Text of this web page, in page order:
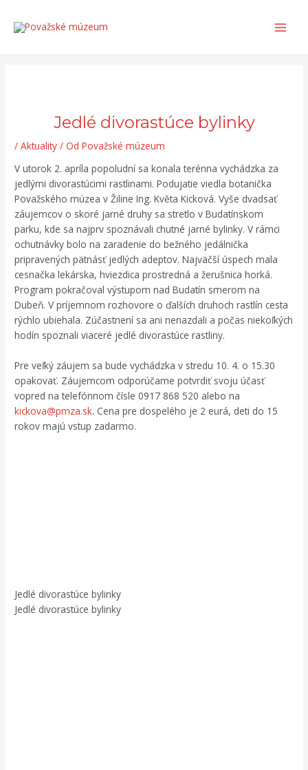
obsah
Jedlé divorastúce bylinky
/Aktuality / Od Považské múzeum
V utorok 2. apríla popoludní sa konala terénna vychádzka za
jedlými divorastúcimi rastlinami. Podujatie viedla botanička
Považského múzea v Žiline Ing. Květa Kicková. Vyše dvadsať
záujemcov o skoré jarné druhy sa stretlo v Budatínskom
parku, kde sa najprv spoznávali chutné jarné bylinky. V rámci
ochutnávky bolo na zaradenie do bežného jedálnička
pripravených pätnásť jedlých adeptov. Najväčší úspech mala
cesnačka lekárska, hviezdica prostredná a žerušnica horká.
Program pokračoval výstupom nad Budatín smerom na
Dubeň. V príjemnom rozhovore o ďalších druhoch rastlín cesta
rýchlo ubiehala. Zúčastnení sa ani nenazdali a počas niekoľkých
hodín spoznali viaceré jedlé divorastúce rastliny.
Pre veľký záujem sa bude vychádzka v stredu 10. 4. o 15.30
opakovať. Záujemcom odporúčame potvrdiť svoju účasť
vopred na telefónnom čísle 0917 868 520 alebo na
kickova@pmza.sk. Cena pre dospelého je 2 eurá, deti do 15
rokov majú vstup zadarmo.
Jedlé divorastúce bylinky
Jedlé divorastúce bylinky
navigation